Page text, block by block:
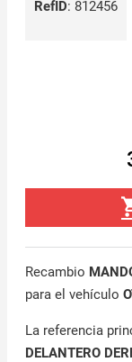
RefID: 812456
Recambio
para el vehículo
La referencia
DELANTERO